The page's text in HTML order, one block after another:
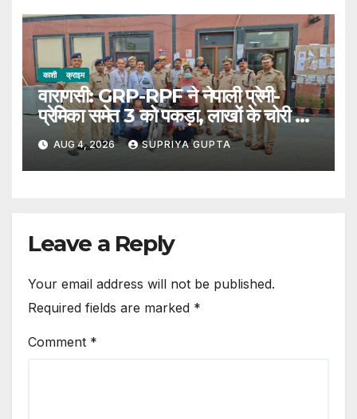
काशी क्राइम
वाराणसी: GRP-RPF ने नेपाली प्रेमी-
प्रेमिका समेत 3 को पकड़ा, लाखों के चोरी का
सामान बरामद
AUG 4, 2026 SUPRIYA GUPTA
Leave a Reply
Your email address will not be published.
Required fields are marked *
Comment *